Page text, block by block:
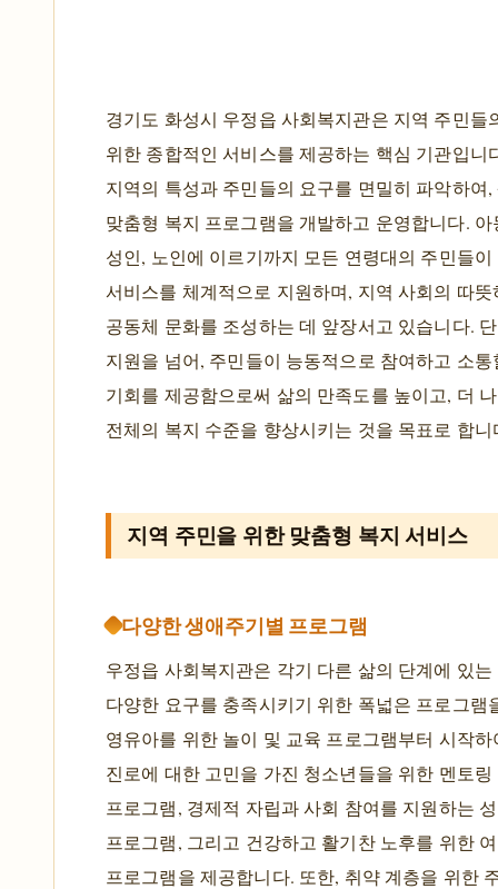
경기도 화성시 우정읍 사회복지관은 지역 주민들
위한 종합적인 서비스를 제공하는 핵심 기관입니
지역의 특성과 주민들의 요구를 면밀히 파악하여
맞춤형 복지 프로그램을 개발하고 운영합니다. 아
성인, 노인에 이르기까지 모든 연령대의 주민들
서비스를 체계적으로 지원하며, 지역 사회의 따
공동체 문화를 조성하는 데 앞장서고 있습니다.
지원을 넘어, 주민들이 능동적으로 참여하고 소
기회를 제공함으로써 삶의 만족도를 높이고, 더
전체의 복지 수준을 향상시키는 것을 목표로 합니
지역 주민을 위한 맞춤형 복지 서비스
다양한 생애주기별 프로그램
우정읍 사회복지관은 각기 다른 삶의 단계에 있
다양한 요구를 충족시키기 위한 폭넓은 프로그램
영유아를 위한 놀이 및 교육 프로그램부터 시작
진로에 대한 고민을 가진 청소년들을 위한 멘토링
프로그램, 경제적 자립과 사회 참여를 지원하는
프로그램, 그리고 건강하고 활기찬 노후를 위한
프로그램을 제공합니다. 또한, 취약 계층을 위한